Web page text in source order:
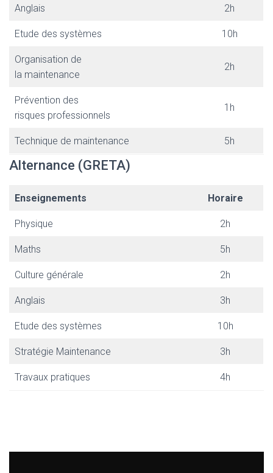
Anglais 2h
Etude des systèmes 10h
Organisation de
la maintenance
2h
Prévention des
risques professionnels
1h
Technique de maintenance 5h
Alternance (GRETA)
Enseignements Horaire
Physique 2h
Maths 5h
Culture générale 2h
Anglais 3h
Etude des systèmes 10h
Stratégie Maintenance 3h
Travaux pratiques 4h